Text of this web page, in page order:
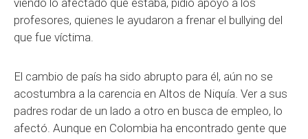
profesores, quienes le ayudaron a frenar el bullying del
que fue víctima.
El cambio de país ha sido abrupto para él, aún no se
acostumbra a la carencia en Altos de Niquía. Ver a sus
padres rodar de un lado a otro en busca de empleo, lo
afectó. Aunque en Colombia ha encontrado gente que